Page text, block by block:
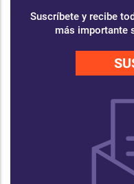
Suscríbete y recibe
más importante